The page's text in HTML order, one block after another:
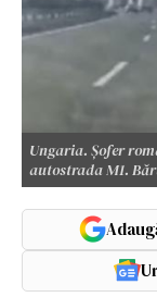
Ungaria. Șofer
autostrada M1.